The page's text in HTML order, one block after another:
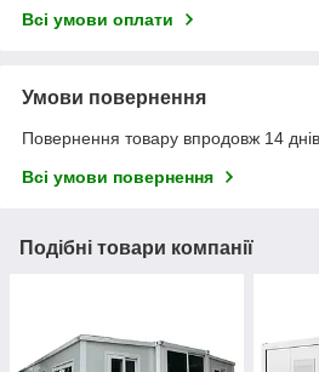
Всі умови оплати
Умови повернення
Повернення товару впродовж 14
Всі умови повернення
Подібні товари компанії